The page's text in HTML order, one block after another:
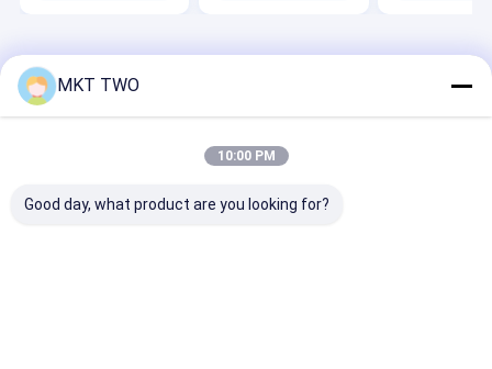
site
la vie privée
Banc d'essai à rampe commune
© 2026 Wuxi jia Miao Technology Co.ltd. All Rights Reserved.
MKT TWO
10:00 PM
Good day, what product are you looking for?